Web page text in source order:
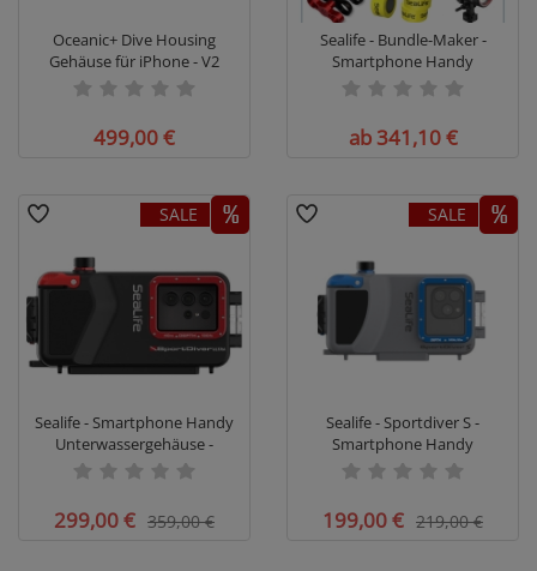
Oceanic+ Dive Housing
Gehäuse für iPhone - V2
499,00 €
Sealife - Bundle-Maker -
Smartphone Handy
Unterwassergehäuse und
ab 341,10 €
SALE
Sealife - Smartphone Handy
Unterwassergehäuse -
Sportdiver Ultra - iPhone und
299,00 € 359,00 €
SALE
Sealife - Sportdiver S -
Smartphone Handy
Unterwassergehäuse - SL408
199,00 € 219,00 €